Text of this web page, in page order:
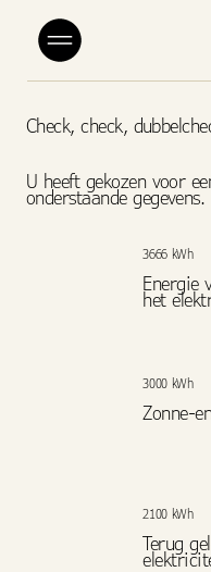
Check, check,
U heeft gekozen voor
onderstaande gegevens.
3666 kWh
Energie
het
3000 kWh
Zonne-
2100 kWh
Terug